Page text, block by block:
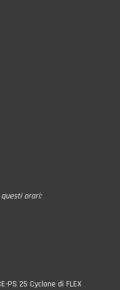
orari:
PS 25 Cyclone di FLEX